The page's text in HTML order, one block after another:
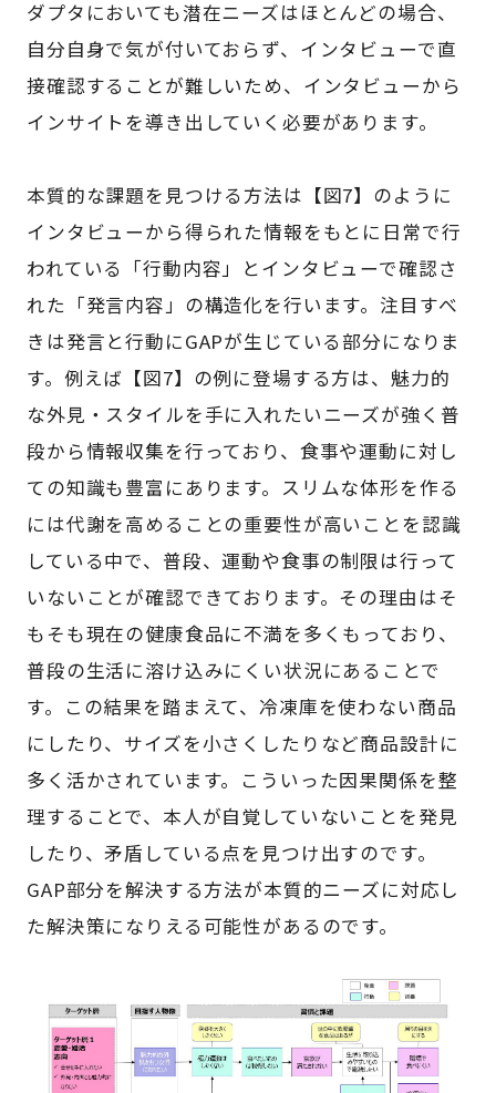
ダプタにおいても潜在ニーズはほとんどの場合、
自分自身で気が付いておらず、インタビューで直
接確認することが難しいため、インタビューから
インサイトを導き出していく必要があります。
本質的な課題を見つける方法は【図7】のように
インタビューから得られた情報をもとに日常で行
われている「行動内容」とインタビューで確認さ
れた「発言内容」の構造化を行います。注目すべ
きは発言と行動にGAPが生じている部分になりま
す。例えば【図7】の例に登場する方は、魅力的
な外見・スタイルを手に入れたいニーズが強く普
段から情報収集を行っており、食事や運動に対し
ての知識も豊富にあります。スリムな体形を作る
には代謝を高めることの重要性が高いことを認識
している中で、普段、運動や食事の制限は行って
いないことが確認できております。その理由はそ
もそも現在の健康食品に不満を多くもっており、
普段の生活に溶け込みにくい状況にあることで
す。この結果を踏まえて、冷凍庫を使わない商品
にしたり、サイズを小さくしたりなど商品設計に
多く活かされています。こういった因果関係を整
理することで、本人が自覚していないことを発見
したり、矛盾している点を見つけ出すのです。
GAP部分を解決する方法が本質的ニーズに対応し
た解決策になりえる可能性があるのです。